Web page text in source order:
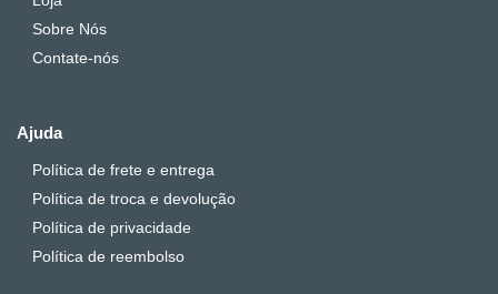
Sobre Nós
Contate-nós
Ajuda
Política de frete e entrega
Política de troca e devolução
Política de privacidade
Política de reembolso